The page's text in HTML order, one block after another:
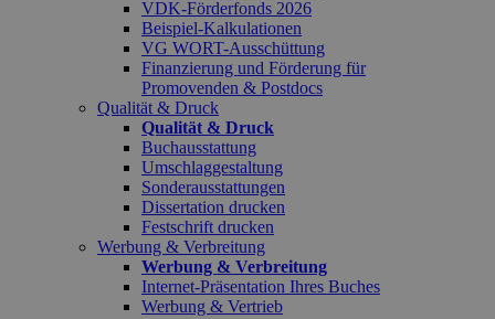
VDK-Förderfonds 2026
Beispiel-Kalkulationen
VG WORT-Ausschüttung
Finanzierung und Förderung für
Promovenden & Postdocs
Qualität & Druck
Qualität & Druck
Buchausstattung
Umschlaggestaltung
Sonderausstattungen
Dissertation drucken
Festschrift drucken
Werbung & Verbreitung
Werbung & Verbreitung
Internet-Präsentation Ihres Buches
Werbung & Vertrieb